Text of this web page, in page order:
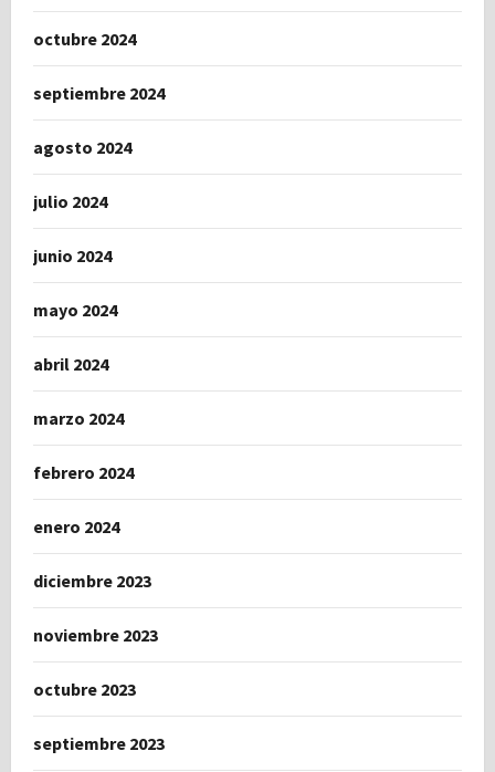
octubre 2024
septiembre 2024
agosto 2024
julio 2024
junio 2024
mayo 2024
abril 2024
marzo 2024
febrero 2024
enero 2024
diciembre 2023
noviembre 2023
octubre 2023
septiembre 2023